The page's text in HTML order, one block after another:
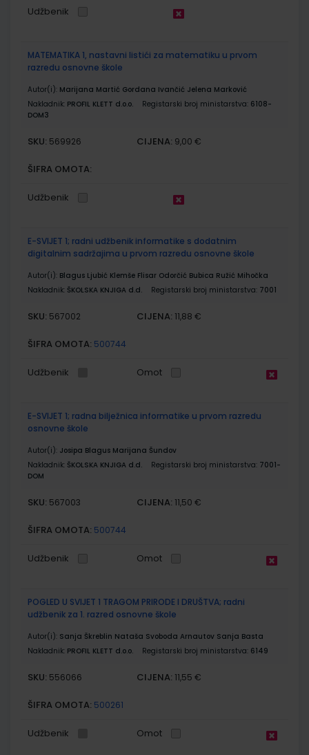
Udžbenik
MATEMATIKA 1, nastavni listići za matematiku u prvom
razredu osnovne škole
Autor(i): Marijana Martić Gordana Ivančić Jelena Marković
Nakladnik: PROFIL KLETT d.o.o. Registarski broj ministarstva: 6108-
DOM3
SKU: 569926 CIJENA: 9,00 €
ŠIFRA OMOTA:
Udžbenik
E-SVIJET 1; radni udžbenik informatike s dodatnim
digitalnim sadržajima u prvom razredu osnovne škole
Autor(i): Blagus Ljubić Klemše Flisar Odorčić Bubica Ružić Mihočka
Nakladnik: ŠKOLSKA KNJIGA d.d. Registarski broj ministarstva: 7001
SKU: 567002 CIJENA: 11,88 €
ŠIFRA OMOTA: 500744
Udžbenik Omot
E-SVIJET 1; radna bilježnica informatike u prvom razredu
osnovne škole
Autor(i): Josipa Blagus Marijana Šundov
Nakladnik: ŠKOLSKA KNJIGA d.d. Registarski broj ministarstva: 7001-
DOM
SKU: 567003 CIJENA: 11,50 €
ŠIFRA OMOTA: 500744
Udžbenik Omot
POGLED U SVIJET 1 TRAGOM PRIRODE I DRUŠTVA; radni
udžbenik za 1. razred osnovne škole
Autor(i): Sanja Škreblin Nataša Svoboda Arnautov Sanja Basta
Nakladnik: PROFIL KLETT d.o.o. Registarski broj ministarstva: 6149
SKU: 556066 CIJENA: 11,55 €
ŠIFRA OMOTA: 500261
Udžbenik Omot